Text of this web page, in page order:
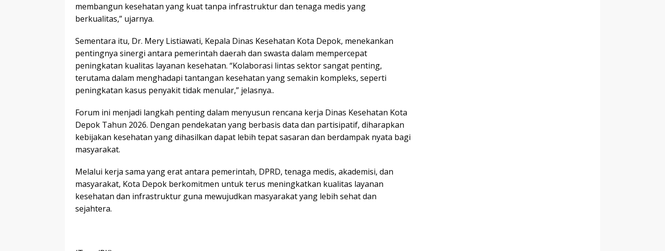
membangun kesehatan yang kuat tanpa infrastruktur dan tenaga medis yang
berkualitas,” ujarnya.
Sementara itu, Dr. Mery Listiawati, Kepala Dinas Kesehatan Kota Depok, menekankan
pentingnya sinergi antara pemerintah daerah dan swasta dalam mempercepat
peningkatan kualitas layanan kesehatan. “Kolaborasi lintas sektor sangat penting,
terutama dalam menghadapi tantangan kesehatan yang semakin kompleks, seperti
peningkatan kasus penyakit tidak menular,” jelasnya..
Forum ini menjadi langkah penting dalam menyusun rencana kerja Dinas Kesehatan Kota
Depok Tahun 2026. Dengan pendekatan yang berbasis data dan partisipatif, diharapkan
kebijakan kesehatan yang dihasilkan dapat lebih tepat sasaran dan berdampak nyata bagi
masyarakat.
Melalui kerja sama yang erat antara pemerintah, DPRD, tenaga medis, akademisi, dan
masyarakat, Kota Depok berkomitmen untuk terus meningkatkan kualitas layanan
kesehatan dan infrastruktur guna mewujudkan masyarakat yang lebih sehat dan
sejahtera.